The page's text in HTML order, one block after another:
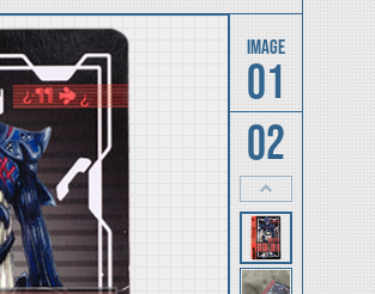
01
02